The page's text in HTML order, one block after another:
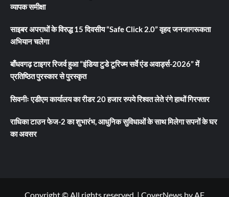
व्यापक समीक्षा
साइबर अपराधों के विरुद्ध 15 दिवसीय “Safe Click 2.0” वृहद जनजागरूकता
अभियान चलेगा
बाँधवगढ़ टाइगर रिजर्व हुआ “इंडिया टुडे टूरिज्म सर्वे एंड अवार्ड्स-2026” में
प्रतिष्ठित पुरस्कार से पुरस्कृत
सिवनीः एडीएम कार्यालय का रीडर 20 हजार रुपये रिश्वत लेते रंगे हाथों गिरफ्तार
राधिका टाउन फेज-2 का शुभारंभ, आधुनिक सुविधाओं के साथ मिलेगा सपनों के घर
का अवसर
Copyright © All rights reserved. | CoverNews by AF